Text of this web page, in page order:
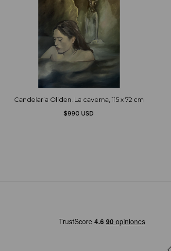
Candelaria Oliden. La caverna, 115 x 72 cm
$990 USD
Eduardo,28 de febrero, 2024